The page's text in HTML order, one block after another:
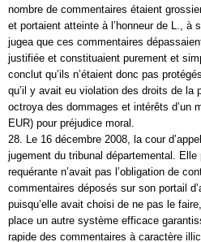
nombre de commentaires étaient
et portaient atteinte à l’honneur de L., à
jugea que ces commentaires
justifiée et constituaient purement et
conclut qu’ils n’étaient donc pas
qu’il y avait eu violation des droits de la
octroya des dommages et intérêts d’un
EUR) pour préjudice moral.
28. Le 16 décembre 2008, la cour
jugement du tribunal départemental.
requérante n’avait pas l’obligation de
commentaires déposés sur son portail
puisqu’elle avait choisi de ne pas le
place un autre système efficace
rapide des commentaires à caractère